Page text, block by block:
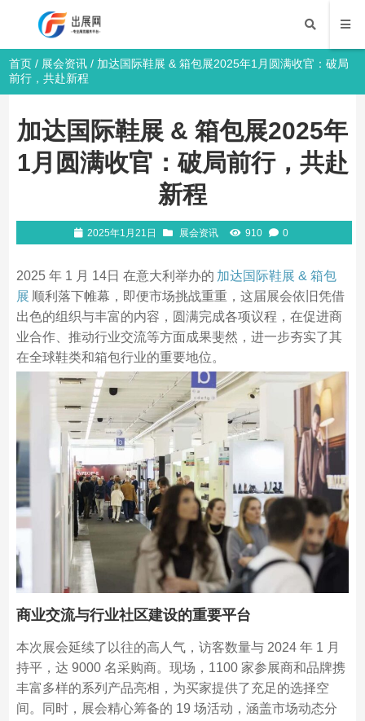
首页 / 展会资讯 / 加达国际鞋展 & 箱包展2025年1月圆满收官：破局
前行，共赴新程
加达国际鞋展 & 箱包展2025年
1月圆满收官：破局前行，共赴
新程
2025年1月21日 展会资讯 910 0
2025 年 1 月 14日 在意大利举办的 加达国际鞋展 & 箱包
展 顺利落下帷幕，即便市场挑战重重，这届展会依旧凭借
出色的组织与丰富的内容，圆满完成各项议程，在促进商
业合作、推动行业交流等方面成果斐然，进一步夯实了其
在全球鞋类和箱包行业的重要地位。
商业交流与行业社区建设的重要平台
本次展会延续了以往的高人气，访客数量与 2024 年 1 月
持平，达 9000 名采购商。现场，1100 家参展商和品牌携
丰富多样的系列产品亮相，为买家提供了充足的选择空
间。同时，展会精心筹备的 19 场活动，涵盖市场动态分